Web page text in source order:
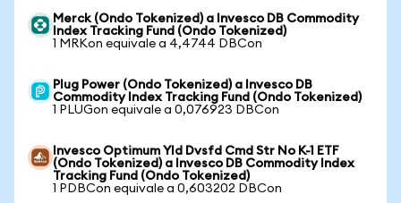
Merck (Ondo Tokenized) a Invesco DB Commodity
Index Tracking Fund (Ondo Tokenized)
1 MRKon equivale a 4,4744 DBCon
Plug Power (Ondo Tokenized) a Invesco DB
Commodity Index Tracking Fund (Ondo Tokenized)
1 PLUGon equivale a 0,076923 DBCon
Invesco Optimum Yld Dvsfd Cmd Str No K-1 ETF
(Ondo Tokenized) a Invesco DB Commodity Index
Tracking Fund (Ondo Tokenized)
1 PDBCon equivale a 0,603202 DBCon